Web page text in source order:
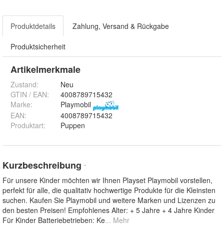
Produktdetails Zahlung, Versand & Rückgabe
Produktsicherheit
Artikelmerkmale
Zustand:
Neu
GTIN / EAN:
4008789715432
Marke:
Playmobil
EAN:
4008789715432
Produktart: Puppen
Kurzbeschreibung *
Für unsere Kinder möchten wir Ihnen Playset Playmobil vorstellen,
perfekt für alle, die qualitativ hochwertige Produkte für die Kleinsten
suchen. Kaufen Sie Playmobil und weitere Marken und Lizenzen zu
den besten Preisen! Empfohlenes Alter: + 5 Jahre + 4 Jahre Kinder
Für Kinder Batteriebetrieben: Ke... Mehr